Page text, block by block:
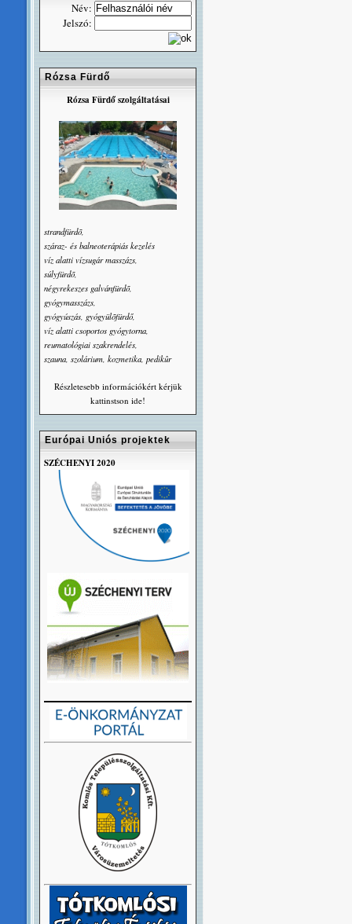
Név:
Jelszó:
Rózsa Fürdő
Rózsa Fürdő szolgáltatásai
strandfürdõ,
száraz- és balneoterápiás kezelés
víz alatti vízsugár masszázs,
súlyfürdõ,
négyrekeszes galvánfürdõ,
gyógymasszázs,
gyógyúszás, gyógyülõfürdő,
víz alatti csoportos gyógytorna,
reumatológiai szakrendelés,
szauna, szolárium, kozmetika, pedikûr
Részletesebb információkért kérjük
kattinstson ide!
Európai Uniós projektek
SZÉCHENYI 2020